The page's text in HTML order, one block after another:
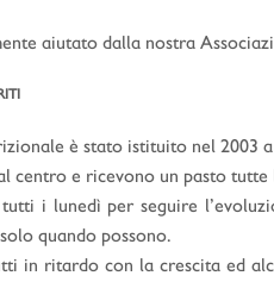
aiutato dalla nostra
è stato istituito nel 2003
centro e ricevono un pasto
i lunedì per seguire
quando possono.
in ritardo con la crescita ed